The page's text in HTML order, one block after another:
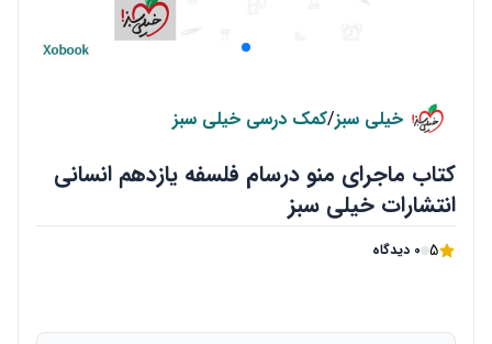
خیلی سبز/کمک درسی خیلی سبز
کتاب ماجرای منو درسام فلسفه یازدهم انسانی
انتشارات خیلی سبز
5 0 دیدگاه